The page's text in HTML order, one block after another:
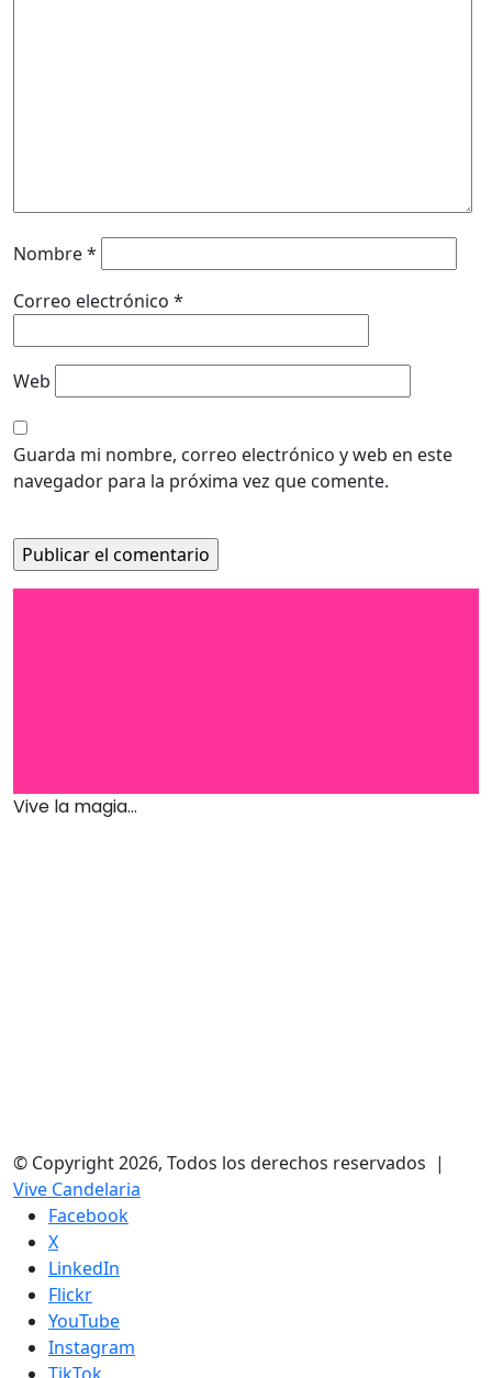
Nombre*
Correo electrónico *
Web
Guarda mi nombre, correo electrónico y web en este
navegador para la próxima vez que comente.
Vive la magia...
© Copyright 2026, Todos los derechos reservados |
Vive Candelaria
Facebook
X
LinkedIn
Flickr
YouTube
Instagram